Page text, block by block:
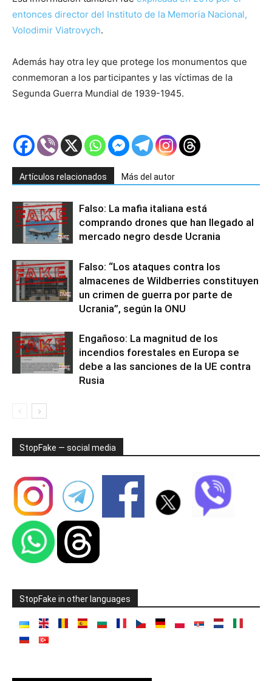
entonces director del Instituto de la Memoria Nacional,
Volodimir Viatrovych.
Además hay otra ley que protege los monumentos que
conmemoran a los participantes y las víctimas de la
Segunda Guerra Mundial de 1939-1945.
Artículos relacionados Más del autor
Falso: La mafia italiana está
comprando drones que han llegado al
mercado negro desde Ucrania
Falso: “Los ataques contra los
almacenes de Wildberries constituyen
un crimen de guerra por parte de
Ucrania”, según la ONU
Engañoso: La magnitud de los
incendios forestales en Europa se
debe a las sanciones de la UE contra
Rusia
StopFake — social media
StopFake in other languages